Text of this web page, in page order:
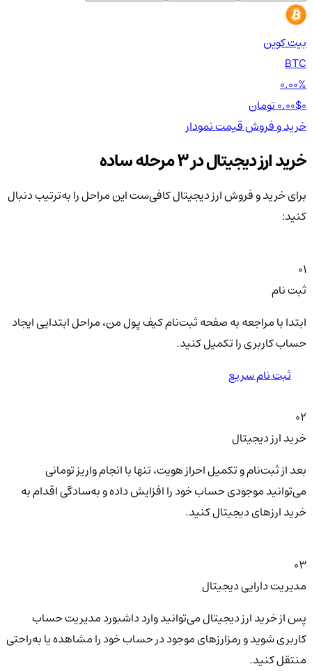
بیت کوین
BTC
0.00%
0.00$
خرید و فروشقیمتنمودار
خرید ارز دیجیتال در 3 مرحله ساده
برای خرید و فروش ارز دیجیتال کافی‌ست این مراحل را به‌ترتیب دنبال
کنید:
01
ثبت نام
ابتدا با مراجعه به صفحه ثبت‌نام کیف‌ پول من، مراحل ابتدایی ایجاد
حساب کاربری را تکمیل کنید.
ثبت نام سریع
02
خرید ارز دیجیتال
بعد از ثبت‌نام و تکمیل احراز هویت، تنها با انجام واریز تومانی
می‌توانید موجودی حساب خود را افزایش داده و به‌سادگی اقدام به
خرید ارزهای دیجیتال کنید.
03
مدیریت دارایی دیجیتال
پس از خرید ارز دیجیتال می‌توانید وارد داشبورد مدیریت حساب
کاربری شوید و رمزارزهای موجود در حساب خود را مشاهده یا به‌راحتی
منتقل کنید.